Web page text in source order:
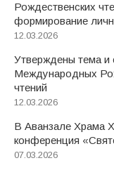
Рождественских
формирование
12.03.2026
Утверждены тема и
Международных
чтений
12.03.2026
В Аванзале Храма
конференция
07.03.2026